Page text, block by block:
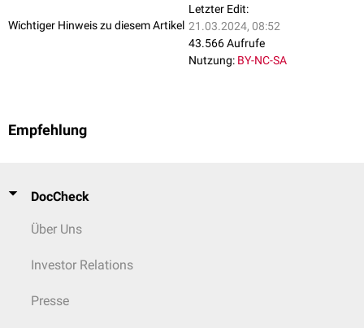
Wichtiger Hinweis zu diesem Artikel
Letzter Edit:
21.03.2024, 08:52
43.566 Aufrufe
Nutzung: BY-NC-SA
Empfehlung
DocCheck
Über Uns
Investor Relations
Presse